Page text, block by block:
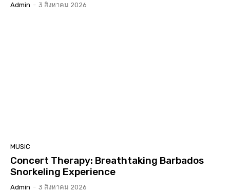
Admin - 3 สิงหาคม 2026
MUSIC
Concert Therapy: Breathtaking Barbados
Snorkeling Experience
Admin - 3 สิงหาคม 2026